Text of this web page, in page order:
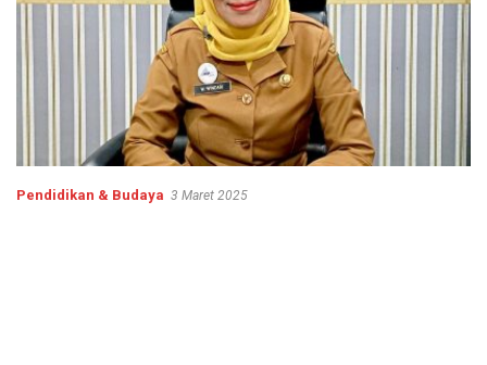
Pendidikan & Budaya 3 Maret 2025